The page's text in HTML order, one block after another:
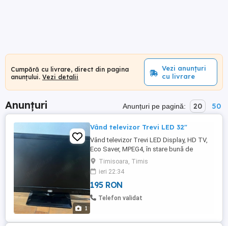
Cumpără cu livrare, direct din pagina
anunțului. Vezi detalii
Vezi anunțuri
cu livrare
Anunțuri Anunțuri pe pagină: 20 50
1
Vând televizor Trevi LED 32"
Vând televizor Trevi LED Display, HD TV,
Eco Saver, MPEG4, în stare bună de
funcționare. Caracteristici: Ecran LED 32
inch HD TV Eco Saver (consum redus de
energie) MPEG4 Suport de masă inclus
Preț: 195 Roni Timișoara Relații la telefon
Timisoara, Timis
ieri 22:34
195 RON
Telefon validat